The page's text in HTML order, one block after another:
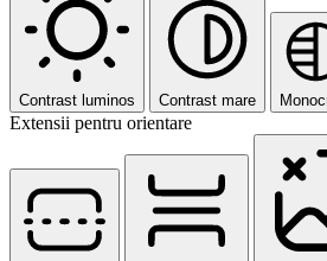
Contrast luminos Contrast mare
Extensii pentru orientare